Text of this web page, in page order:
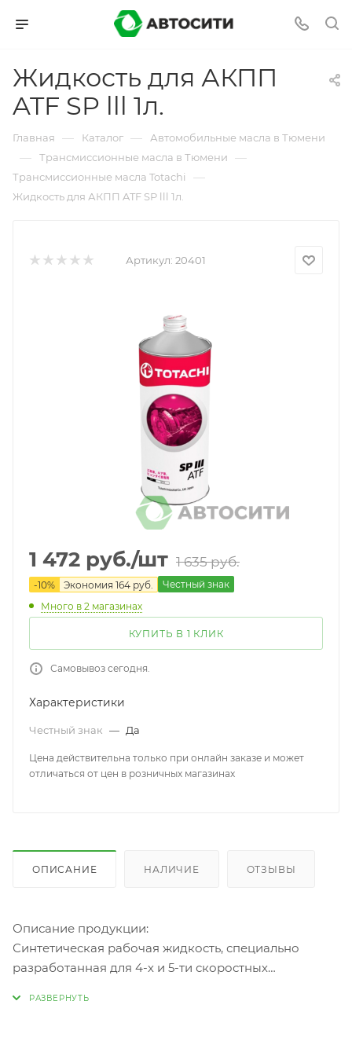
Жидкость для АКПП
ATF SP lll 1л.
Главная — Каталог — Автомобильные масла в Тюмени
— Трансмиссионные масла в Тюмени —
Трансмиссионные масла Totachi —
Жидкость для АКПП ATF SP lll 1л.
Артикул: 20401
1 472 руб./шт 1 635руб.
-10% Экономия 164 руб.
Честный знак
Много в 2 магазинах
КУПИТЬ В 1 КЛИК
Самовывоз сегодня.
Характеристики
Честный знак — Да
Цена действительна только при онлайн заказе и может
отличаться от цен в розничных магазинах
ОПИСАНИЕ НАЛИЧИЕ ОТЗЫВЫ
Описание продукции:
Синтетическая рабочая жидкость, специально
разработанная для 4-х и 5-ти скоростных